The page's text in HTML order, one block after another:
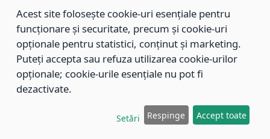
Municipal Braşov situat în str. Dimitrie Anghel nr. 19.
564/29.11.2013
Titlu: Completarea şi modificarea H.C.L. nr. 446/2013,
care s-a aprobat studiul de fundamentare pentru
Acest site folosește cookie-uri esențiale pentru
funcționare și securitate, precum și cookie-uri
opționale pentru statistici, conținut și marketing.
Puteți accepta sau refuza utilizarea cookie-urilor
opționale; cookie-urile esențiale nu pot fi
dezactivate.
Setări Respinge Accept toate